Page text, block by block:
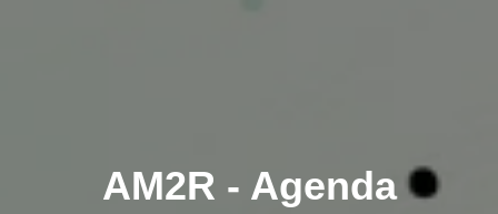
AM2R - Agenda